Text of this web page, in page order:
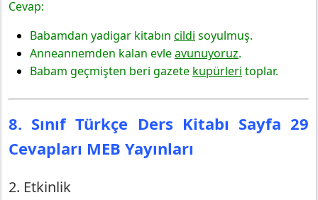
Cevap:
Babamdan yadigar kitabın cildi soyulmuş.
Anneannemden kalan evleavunuyoruz.
Babam geçmişten beri gazete kupürleri toplar.
8. Sınıf Türkçe Ders Kitabı Sayfa 29
Cevapları MEB Yayınları
2. Etkinlik